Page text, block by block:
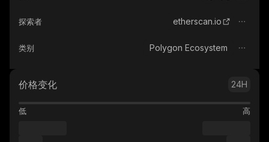
探索者 etherscan.io
类别 Polygon Ecosystem
价格变化 24H
低 高